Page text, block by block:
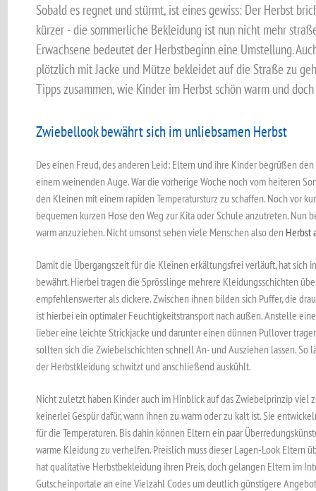
Sobald es regnet und stürmt, ist eines gewiss: Der Herbst
kürzer - die sommerliche Bekleidung ist nun nicht mehr
Erwachsene bedeutet der Herbstbeginn eine Umstellung.
plötzlich mit Jacke und Mütze bekleidet auf die Straße zu
Tipps zusammen, wie Kinder im Herbst schön warm und
Zwiebellook bewährt sich im unliebsamen Herbst
Des einen Freud, des anderen Leid: Eltern und ihre Kinder begrüßen
einem weinenden Auge. War die vorherige Woche noch vom heiteren
den Kleinen mit einem rapiden Temperatursturz zu schaffen. Noch vor
bequemen kurzen Hose den Weg zur Kita oder Schule anzutreten. Nun
warm anzuziehen. Nicht umsonst sehen viele Menschen also den Herbst
Damit die Übergangszeit für die Kleinen erkältungsfrei verläuft, hat sich
bewährt. Hierbei tragen die Sprösslinge mehrere Kleidungsschichten
empfehlenswerter als dickere. Zwischen ihnen bilden sich Puffer, die
ist hierbei ein optimaler Feuchtigkeitstransport nach außen. Anstelle
lieber eine leichte Strickjacke und darunter einen dünnen Pullover
sollten sich die Zwiebelschichten schnell An- und Ausziehen lassen. So
der Herbstkleidung schwitzt und anschließend auskühlt.
Nicht zuletzt haben Kinder auch im Hinblick auf das Zwiebelprinzip viel
keinerlei Gespür dafür, wann ihnen zu warm oder zu kalt ist. Sie
für die Temperaturen. Bis dahin können Eltern ein paar
warme Kleidung zu verhelfen. Preislich muss dieser Lagen-Look Eltern
hat qualitative Herbstbekleidung ihren Preis, doch gelangen Eltern im
Gutscheinportale an eine Vielzahl Codes um deutlich günstigere